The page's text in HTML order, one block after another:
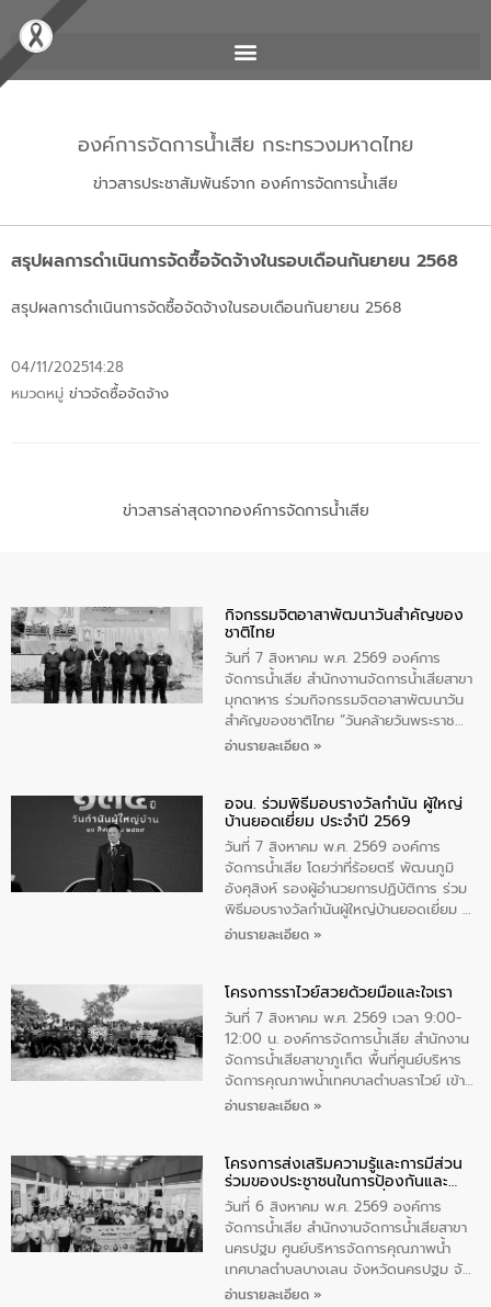
องค์การจัดการน้ำเสีย กระทรวงมหาดไทย
ข่าวสารประชาสัมพันธ์จาก องค์การจัดการน้ำเสีย
สรุปผลการดำเนินการจัดซื้อจัดจ้างในรอบเดือนกันยายน 2568
สรุปผลการดำเนินการจัดซื้อจัดจ้างในรอบเดือนกันยายน 2568
04/11/202514:28
หมวดหมู่ ข่าวจัดซื้อจัดจ้าง
ข่าวสารล่าสุดจากองค์การจัดการน้ำเสีย
กิจกรรมจิตอาสาพัฒนาวันสําคัญของ
ชาติไทย
วันที่ 7 สิงหาคม พ.ศ. 2569 องค์การ
จัดการน้ำเสีย สำนักงาานจัดการน้ำเสียสาขา
มุกดาหาร ร่วมกิจกรรมจิตอาสาพัฒนาวัน
สําคัญของชาติไทย “วันคล้ายวันพระราช
สมภพ สมเด็จพระนางเจ้าสิริกิติ์พระบรม
ทิพย์คำ รองผู้ว่าราชการจังหวัดมุกดาหาร
เป็นประธานในพิธี ณ เรือนจําชั่วคราวนาโสก
ตําบลนาโสก อําเภอเมืองมุกดาหาร จังหวัด
มุกดาหาร โดยในกิจกรรมได้ร่วมปลูกป่า และ
ทําความสะอาดภายในบริเวณ จัดกิจกรรม
เพื่อถวายเป็นพระราชกุศล สมเด็จพระนาง
เจ้าสิริกิติ์พระบรมราชินีนาถ พระบรมราช
อ่านรายละเอียด »
อจน. ร่วมพิธีมอบรางวัลกำนัน ผู้ใหญ่
บ้านยอดเยี่ยม ประจำปี 2569
วันที่ 7 สิงหาคม พ.ศ. 2569 องค์การ
จัดการน้ำเสีย โดยว่าที่ร้อยตรี พัฒนภูมิ
อังศุสิงห์ รองผู้อำนวยการปฏิบัติการ ร่วม
พิธีมอบรางวัลกำนันผู้ใหญ่บ้านยอดเยี่ยม ณ
ทำเนียบรัฐบาล โดยมีนายอนุทิน ชาญวีรกูล
ทองคำและประกาศเกียรติคุณให้แก่ กำนัน
ผู้ใหญ่บ้านยอดเยี่ยม พร้อมกล่าวชื่นชม ให้
โอวาท และมอบนโยบาย
อ่านรายละเอียด »
โครงการราไวย์สวยด้วยมือและใจเรา
วันที่ 7 สิงหาคม พ.ศ. 2569 เวลา 9:00-
12:00 น. องค์การจัดการน้ำเสีย สำนักงาน
จัดการน้ำเสียสาขาภูเก็ต พื้นที่ศูนย์บริหาร
จัดการคุณภาพน้ำเทศบาลตำบลราไวย์ เข้า
ร่วมโครงการราไวย์สวยด้วยมือและใจเรา
ประชาชน ตัวแทนจากโรงแรมต่างๆ ในเขต
เทศบาลตำบลราไวย์ ศูนย์บริหารจัดการ
คุณภาพน้ำเทศบาลตำบลราไวย์ นำโดยนาย
น้อย แก้วเศษ ผู้จัดการสำนักงานจัดการน้ำ
เสียสาขาภูเก็ต พร้อมด้วยเจ้าหน้าที่ จำนวน
5 คน ร่วมทำกิจกรรม ทำความสะอาด
ชายหาดและแหล่งท่องเที่ยว ณ บริเวณ
อ่านรายละเอียด »
โครงการส่งเสริมความรู้และการมีส่วน
ร่วมของประชาชนในการป้องกันและ
แก้ไขปัญหาน้ำเสียอย่างยั่งยืน
วันที่ 6 สิงหาคม พ.ศ. 2569 องค์การ
จัดการน้ำเสีย สำนักงานจัดการน้ำเสียสาขา
นครปฐม ศูนย์บริหารจัดการคุณภาพน้ำ
เทศบาลตำบลบางเลน จังหวัดนครปฐม จัด
กิจกรรมภายใต้โครงการส่งเสริมความรู้และ
อ่านรายละเอียด »